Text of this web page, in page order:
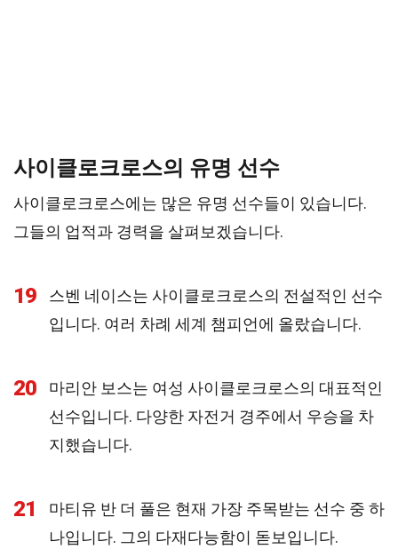
사이클로크로스의 유명 선수
사이클로크로스에는 많은 유명 선수들이 있습니다.
그들의 업적과 경력을 살펴보겠습니다.
19
스벤 네이스는 사이클로크로스의 전설적인 선수
입니다. 여러 차례 세계 챔피언에 올랐습니다.
20
마리안 보스는 여성 사이클로크로스의 대표적인
선수입니다. 다양한 자전거 경주에서 우승을 차
지했습니다.
21
마티유 반 더 풀은 현재 가장 주목받는 선수 중 하
나입니다. 그의 다재다능함이 돋보입니다.